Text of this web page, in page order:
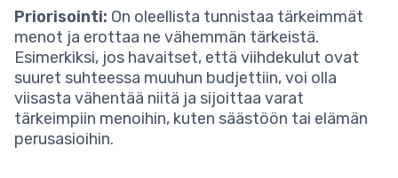
Priorisointi: On oleellista tunnistaa tärkeimmät
menot ja erottaa ne vähemmän tärkeistä.
Esimerkiksi, jos havaitset, että viihdekulut ovat
suuret suhteessa muuhun budjettiin, voi olla
viisasta vähentää niitä ja sijoittaa varat
tärkeimpiin menoihin, kuten säästöön tai elämän
perusasioihin.